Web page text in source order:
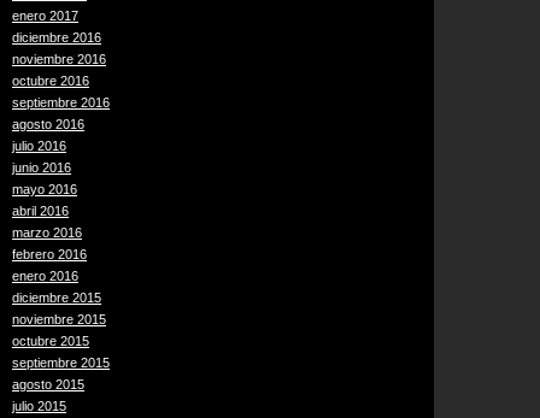
enero 2017
diciembre 2016
noviembre 2016
octubre 2016
septiembre 2016
agosto 2016
julio 2016
junio 2016
mayo 2016
abril 2016
marzo 2016
febrero 2016
enero 2016
diciembre 2015
noviembre 2015
octubre 2015
septiembre 2015
agosto 2015
julio 2015